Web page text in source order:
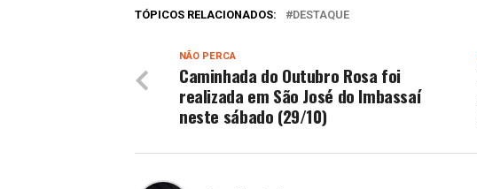
TÓPICOS RELACIONADOS: DESTAQUE
NÃO PERCA
Caminhada do Outubro Rosa foi
realizada em São José do Imbassaí
neste sábado (29/10)